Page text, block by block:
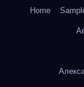
Home